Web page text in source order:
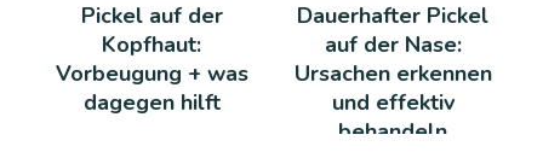
Pickel auf der
Kopfhaut:
Vorbeugung + was
dagegen hilft
Dauerhafter Pickel
auf der Nase:
Ursachen erkennen
und effektiv
behandeln